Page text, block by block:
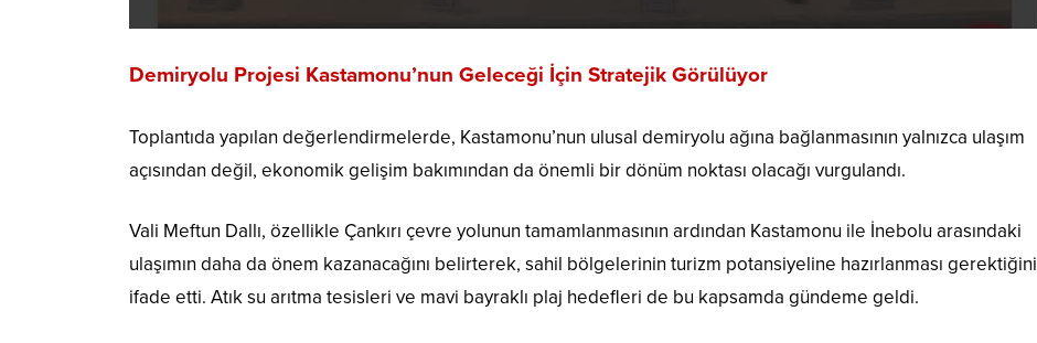
Demiryolu Projesi Kastamonu’nun Geleceği İçin Stratejik Görülüyor
Toplantıda yapılan değerlendirmelerde, Kastamonu’nun ulusal demiryolu ağına bağlanmasının yalnızca ulaşım
açısından değil, ekonomik gelişim bakımından da önemli bir dönüm noktası olacağı vurgulandı.
Vali Meftun Dallı, özellikle Çankırı çevre yolunun tamamlanmasının ardından Kastamonu ile İnebolu arasındaki
ulaşımın daha da önem kazanacağını belirterek, sahil bölgelerinin turizm potansiyeline hazırlanması gerektiğini
ifade etti. Atık su arıtma tesisleri ve mavi bayraklı plaj hedefleri de bu kapsamda gündeme geldi.